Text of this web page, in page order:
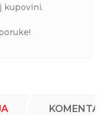
kupovini.